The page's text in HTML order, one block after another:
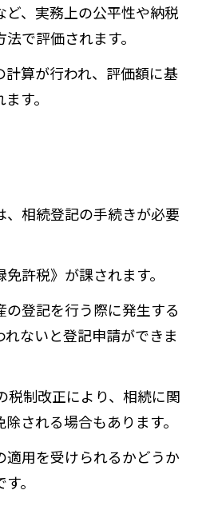
、実務上の公平性や納税
で評価されます。
計算が行われ、評価額に基
す。
、相続登記の手続きが必要
許税》が課されます。
登記を行う際に発生する
ないと登記申請ができま
税制改正により、相続に関
される場合もあります。
適用を受けられるかどうか
。